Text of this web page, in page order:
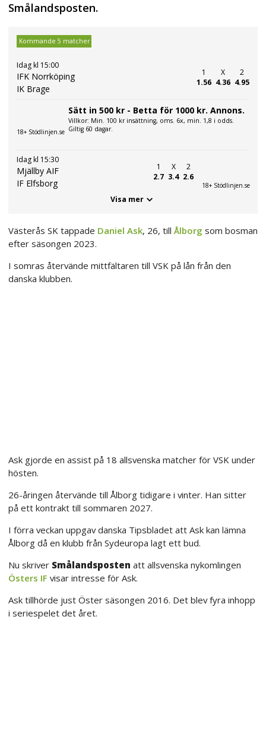
Smålandsposten.
Kommande 5 matcher
Idag kl 15:00
IFK Norrköping
IK Brage
1
1.56
X
4.36
2
4.95
18+ Stödlinjen.se
Sätt in 500 kr - Betta för 1000 kr. Annons.
Villkor: Min. 100 kr insättning, oms. 6x, min. 1,8 i odds.
Giltig 60 dagar.
Idag kl 15:30
Mjällby AIF
IF Elfsborg
1
2.7
X
3.4
2
2.6
18+ Stödlinjen.se
Visa mer
Västerås SK tappade Daniel Ask, 26, till Ålborg som bosman
efter säsongen 2023.
I somras återvände mittfältaren till VSK på lån från den
danska klubben.
Ask gjorde en assist på 18 allsvenska matcher för VSK under
hösten.
26-åringen återvände till Ålborg tidigare i vinter. Han sitter
på ett kontrakt till sommaren 2027.
I förra veckan uppgav danska Tipsbladet att Ask kan lämna
Ålborg då en klubb från Sydeuropa lagt ett bud.
Nu skriver Smålandsposten att allsvenska nykomlingen
Östers IF visar intresse för Ask.
Ask tillhörde just Öster säsongen 2016. Det blev fyra inhopp
i seriespelet det året.